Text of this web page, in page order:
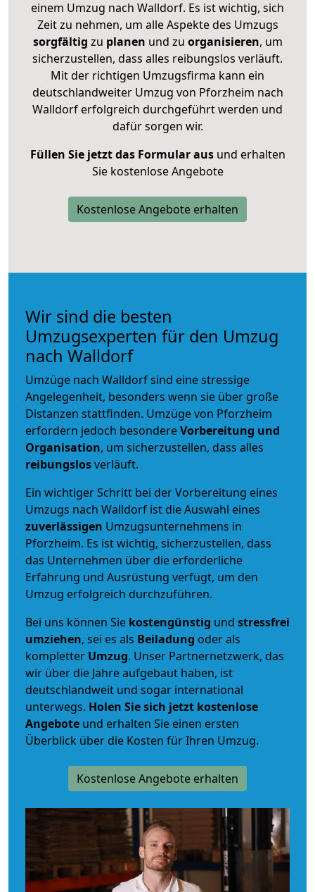
einem Umzug nach Walldorf. Es ist wichtig, sich
Zeit zu nehmen, um alle Aspekte des Umzugs
sorgfältig zu planen und zu organisieren, um
sicherzustellen, dass alles reibungslos verläuft.
Mit der richtigen Umzugsfirma kann ein
deutschlandweiter Umzug von Pforzheim nach
Walldorf erfolgreich durchgeführt werden und
dafür sorgen wir.
Füllen Sie jetzt das Formular ausund erhalten
Sie kostenlose Angebote
Kostenlose Angebote erhalten
Wir sind die besten
Umzugsexperten für den Umzug
nach Walldorf
Umzüge nach Walldorf sind eine stressige
Angelegenheit, besonders wenn sie über große
Distanzen stattfinden. Umzüge von Pforzheim
erfordern jedoch besondereVorbereitung und
Organisation, um sicherzustellen, dass alles
reibungslosverläuft.
Ein wichtiger Schritt bei der Vorbereitung eines
Umzugs nach Walldorf ist die Auswahl eines
zuverlässigen Umzugsunternehmens in
Pforzheim. Es ist wichtig, sicherzustellen, dass
das Unternehmen über die erforderliche
Erfahrung und Ausrüstung verfügt, um den
Umzug erfolgreich durchzuführen.
Bei uns können Sie kostengünstig und stressfrei
umziehen, sei es als Beiladung oder als
kompletter Umzug. Unser Partnernetzwerk, das
wir über die Jahre aufgebaut haben, ist
deutschlandweit und sogar international
unterwegs. Holen Sie sich jetzt kostenlose
Angebote und erhalten Sie einen ersten
Überblick über die Kosten für Ihren Umzug.
Kostenlose Angebote erhalten